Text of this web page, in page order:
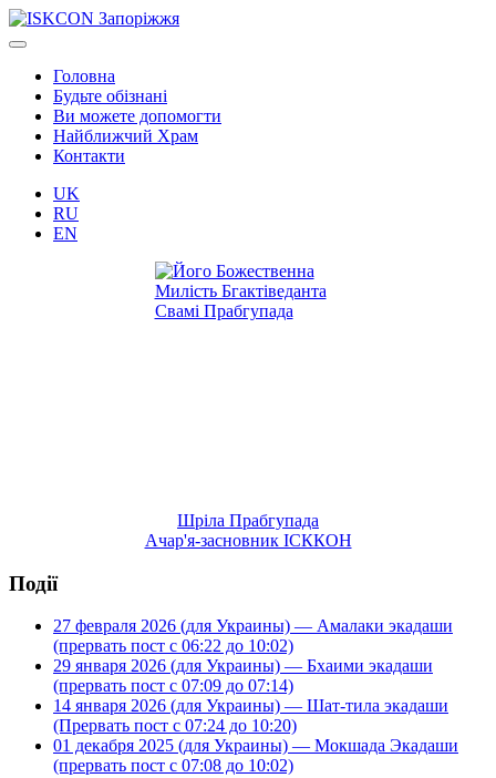
Головна
Будьте обізнані
Ви можете допомогти
Найближчий Храм
Контакти
UK
RU
EN
Шріла Прабгупада
Ачар'я-засновник ІСККОН
Події
27 февраля 2026 (для Украины) — Амалаки экадаши
(прервать пост с 06:22 до 10:02)
29 января 2026 (для Украины) — Бхаими экадаши
(прервать пост с 07:09 до 07:14)
14 января 2026 (для Украины) — Шат-тила экадаши
(Прервать пост с 07:24 до 10:20)
01 декабря 2025 (для Украины) — Мокшада Экадаши
(прервать пост с 07:08 до 10:02)